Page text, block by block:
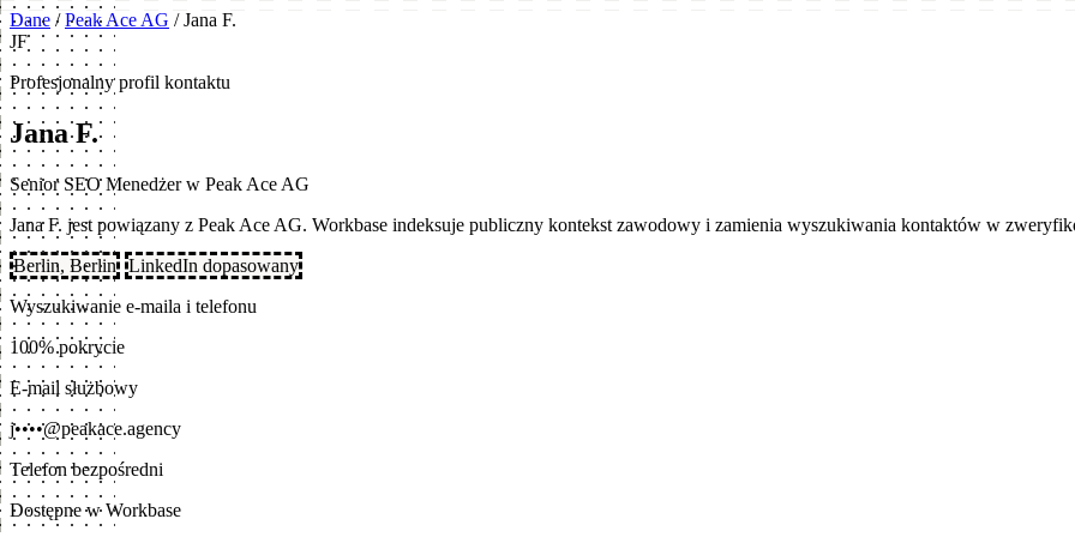
Dane / Peak Ace AG / Jana F.
JF
Profesjonalny profil kontaktu
Jana F.
Senior SEO Menedżer w Peak Ace AG
Jana F. jest powiązany z Peak Ace AG. Workbase indeksuje publiczny kontekst zawodowy i zamienia wyszukiwania kontaktów w
Berlin, Berlin
LinkedIn dopasowany
Wyszukiwanie e-maila i telefonu
100% pokrycie
E-mail służbowy
j••••@peakace.agency
Telefon bezpośredni
Dostępne w Workbase